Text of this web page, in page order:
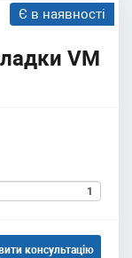
Є в наявності
VM
консультацію